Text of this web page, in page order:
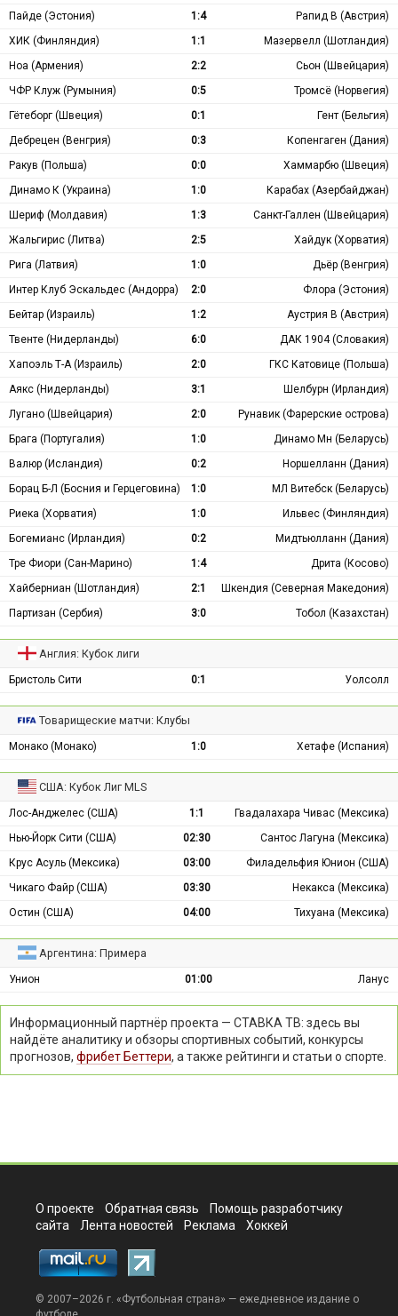
Пайде (Эстония)
1:4
Рапид В (Австрия)
ХИК (Финляндия)
1:1
Мазервелл (Шотландия)
Ноа (Армения)
2:2
Сьон (Швейцария)
ЧФР Клуж (Румыния)
0:5
Тромсё (Норвегия)
Гётеборг (Швеция)
0:1
Гент (Бельгия)
Дебрецен (Венгрия)
0:3
Копенгаген (Дания)
Ракув (Польша)
0:0
Хаммарбю (Швеция)
Динамо К (Украина)
1:0
Карабах (Азербайджан)
Шериф (Молдавия)
1:3
Санкт-Галлен (Швейцария)
Жальгирис (Литва)
2:5
Хайдук (Хорватия)
Рига (Латвия)
1:0
Дьёр (Венгрия)
Интер Клуб Эскальдес (Андорра)
2:0
Флора (Эстония)
Бейтар (Израиль)
1:2
Аустрия В (Австрия)
Твенте (Нидерланды)
6:0
ДАК 1904 (Словакия)
Хапоэль Т-А (Израиль)
2:0
ГКС Катовице (Польша)
Аякс (Нидерланды)
3:1
Шелбурн (Ирландия)
Лугано (Швейцария)
2:0
Рунавик (Фарерские острова)
Брага (Португалия)
1:0
Динамо Мн (Беларусь)
Валюр (Исландия)
0:2
Норшелланн (Дания)
Борац Б-Л (Босния и Герцеговина)
1:0
МЛ Витебск (Беларусь)
Риека (Хорватия)
1:0
Ильвес (Финляндия)
Богемианс (Ирландия)
0:2
Мидтьюлланн (Дания)
Тре Фиори (Сан-Марино)
1:4
Дрита (Косово)
Хайберниан (Шотландия)
2:1
Шкендия (Северная Македония)
Партизан (Сербия)
3:0 Тобол (Казахстан)
Англия: Кубок лиги
Бристоль Сити 0:1 Уолсолл
Товарищеские матчи: Клубы
Монако (Монако) 1:0 Хетафе (Испания)
США: Кубок Лиг MLS
Лос-Анджелес (США) 1:1
Гвадалахара Чивас (Мексика)
Нью-Йорк Сити (США)
02:30
Сантос Лагуна (Мексика)
Крус Асуль (Мексика)
03:00
Филадельфия Юнион (США)
Чикаго Файр (США)
03:30
Некакса (Мексика)
Остин (США)
04:00 Тихуана (Мексика)
Аргентина: Примера
Унион 01:00 Ланус
Информационный партнёр проекта — СТАВКА ТВ: здесь вы
найдёте аналитику и обзоры спортивных событий, конкурсы
прогнозов, фрибет Беттери, а также рейтинги и статьи о спорте.
О проекте Обратная связь
Помощь разработчику
сайта
Лента новостей Реклама Хоккей
© 2007–2026 г. «Футбольная страна» — ежедневное издание о